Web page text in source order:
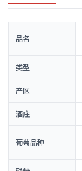
品名
类型
产区
酒庄
葡萄品种